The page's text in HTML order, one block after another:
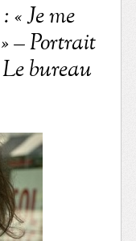
Je me
– Portrait
bureau